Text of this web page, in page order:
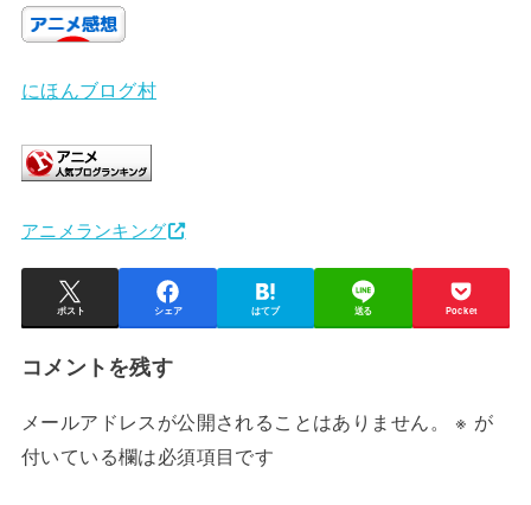
にほんブログ村
アニメランキング
ポスト シェア はてブ 送る Pocket
コメントを残す
メールアドレスが公開されることはありません。 ※ が
付いている欄は必須項目です